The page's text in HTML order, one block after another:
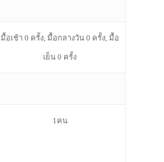
มื้อเช้า 0 ครั้ง, มื้อกลางวัน 0 ครั้ง, มื้อ
เย็น 0 ครั้ง
1คน